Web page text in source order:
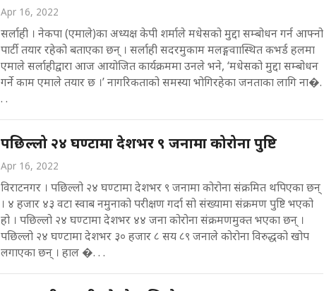
Apr 16, 2022
सर्लाही । नेकपा (एमाले)का अध्यक्ष केपी शर्माले मधेसको मुद्दा सम्बोधन गर्न आफ्नो
पार्टी तयार रहेको बताएका छन् । सर्लाही सदरमुकाम मलङ्गवाास्थित कभर्ड हलमा
एमाले सर्लाहीद्वारा आज आयोजित कार्यक्रममा उनले भने, ‘मधेसको मुद्दा सम्बोधन
गर्ने काम एमाले तयार छ ।’ नागरिकताको समस्या भोगिरहेका जनताका लागि ना�.
. .
पछिल्लो २४ घण्टामा देशभर ९ जनामा कोरोना पुष्टि
Apr 16, 2022
विराटनगर । पछिल्लो २४ घण्टामा देशभर ९ जनामा कोरोना संक्रमित थपिएका छन्
। ४ हजार ४३ वटा स्वाब नमुनाको परीक्षण गर्दा सो संख्यामा संक्रमण पुष्टि भएको
हो । पछिल्लो २४ घण्टामा देशभर ४४ जना कोरोना संक्रमणमुक्त भएका छन् ।
पछिल्लो २४ घण्टामा देशभर ३० हजार ८ सय ८९ जनाले कोरोना विरुद्धको खोप
लगाएका छन् । हाल �. . .